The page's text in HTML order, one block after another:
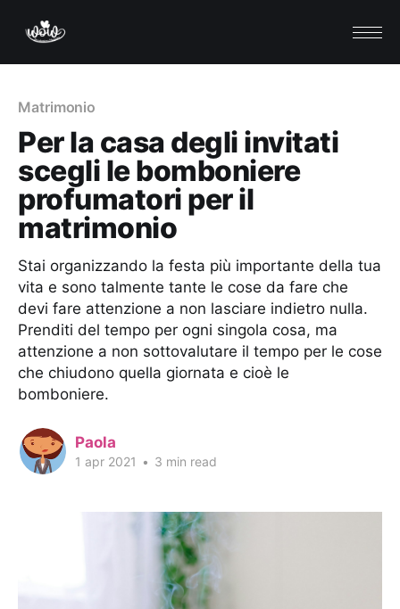
Matrimonio
Per la casa degli invitati
scegli le bomboniere
profumatori per il
matrimonio
Stai organizzando la festa più importante della tua
vita e sono talmente tante le cose da fare che
devi fare attenzione a non lasciare indietro nulla.
Prenditi del tempo per ogni singola cosa, ma
attenzione a non sottovalutare il tempo per le cose
che chiudono quella giornata e cioè le
bomboniere.
Paola
1 apr 2021 • 3 min read